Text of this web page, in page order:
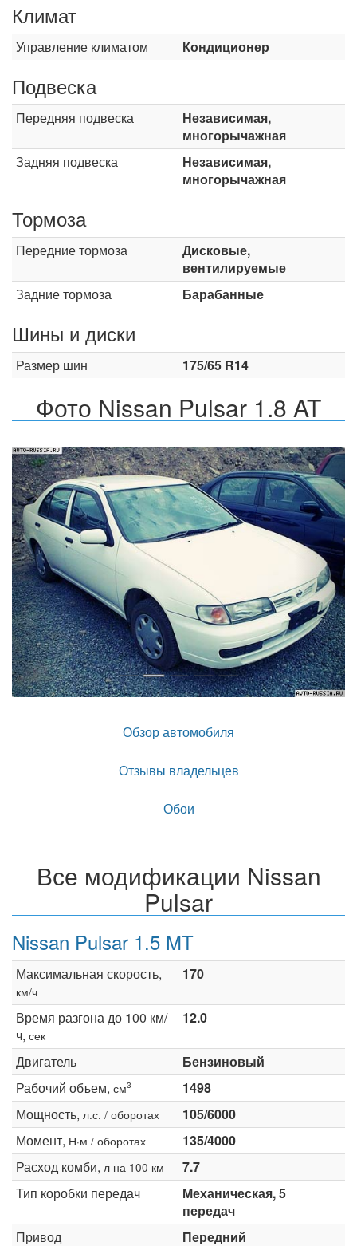
Климат
Управление климатом Кондиционер
Подвеска
Передняя подвеска
Независимая,
многорычажная
Задняя подвеска
Независимая,
многорычажная
Тормоза
Передние тормоза
Дисковые,
вентилируемые
Задние тормоза
Барабанные
Шины и диски
Размер шин 175/65 R14
Фото Nissan Pulsar 1.8 AT
Назад
Обзор автомобиля
Отзывы владельцев
Обои
Все модификации Nissan
Pulsar
Nissan Pulsar 1.5 MT
Максимальная скорость,
км/ч
170
Время разгона до 100 км/
ч, сек
12.0
Двигатель
Бензиновый
Рабочий объем, см3
1498
Мощность, л.с. / оборотах
105/6000
Момент, Н·м / оборотах
135/4000
Расход комби, л на 100 км
7.7
Тип коробки передач
Механическая, 5
передач
Привод
Передний